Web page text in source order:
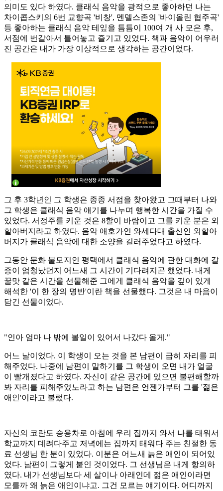
의미도 있다 하였다. 클래식 음악을 광적으로 좋아하던 나는
차이콥스키의 6번 교향곡 '비창', 멘델스존의 '바이올린 협주곡'
등 좋아하는 클래식 음악 테잎을 틈틈이 100여 개 사 모은 후,
서점에 번갈아서 틀어놓고 즐기고 있었다. 책과 음악이 어우러
진 공간은 내가 가장 이상적으로 생각하는 공간이었다.
그 후 3학년인 그 학생은 종종 서점을 찾아왔고 그때부터 나와
그 학생은 클래식 음악 얘기를 나누며 행복한 시간을 가질 수
있었다. 서정주를 키운 것은 8할이 바람이고 그를 키운 분은 외
할아버지라고 하였다. 음악 애호가인 와세다대 출신인 외할아
버지가 클래식 음악에 대한 소양을 길러주었다고 하였다.
그동안 문화 불모지인 평택에서 클래식 음악에 관한 대화에 갈
증이 엄청났던지 어느새 그 시간이 기다려지곤 했었다. 내게
꿀맛 같은 시간을 선물해준 그에게 클래식 음악을 깊이 있게
해석한 '이 한 장의 명반'이란 책을 선물했다. 그것은 내 마음이
담긴 선물이었다.
"인아 엄마 나 밖에 볼일이 있어서 나갔다 올게."
어느 날이었다. 이 학생이 오는 것을 본 남편이 급히 자리를 피
해주었다. 나중에 남편이 말하기를 그 학생이 오면 내가 얼굴
이 빨개졌다고 하였다. 자신이 같은 공간에 있으면 불편해할까
봐 자리를 피해주었노라고 하는 남편은 언젠가부터 그를 '젊은
애인'이라고 불렀다.
자신의 코란도 승용차로 아침에 우리 집까지 와서 나를 태워서
학교까지 데려다주고 저녁에는 집까지 태워다 주는 친절한 동
료 선생님 한 분이 있었다. 이분은 어느새 늙은 애인이 되어있
었다. 남편이 그렇게 붙인 것이었다. 그 선생님은 내게 항의하
였다. 내가 선생님보다 세 살이나 아래인데 젊은 애인이라면
모를까 왜 늙은 애인이냐고. 그건 모르는 얘기이다. 어디까지